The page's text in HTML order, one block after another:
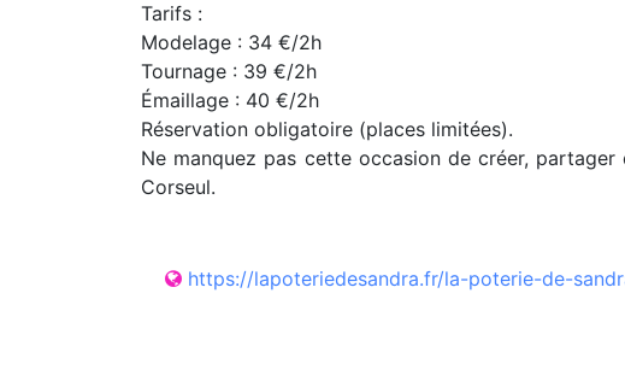
Tarifs :
Modelage : 34 €/2h
Tournage : 39 €/2h
Émaillage : 40 €/2h
Réservation obligatoire (places limitées).
Ne manquez pas cette occasion de créer,
Corseul.
https://lapoteriedesandra.fr/la-poterie-de-